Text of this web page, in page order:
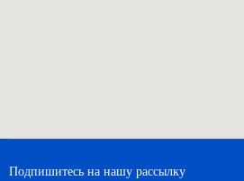
Подпишитесь на нашу рассылку